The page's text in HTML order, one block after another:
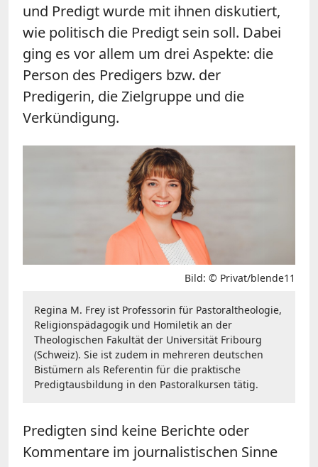
und Predigt wurde mit ihnen diskutiert,
wie politisch die Predigt sein soll. Dabei
ging es vor allem um drei Aspekte: die
Person des Predigers bzw. der
Predigerin, die Zielgruppe und die
Verkündigung.
Bild: © Privat/blende11
Regina M. Frey ist Professorin für Pastoraltheologie,
Religionspädagogik und Homiletik an der
Theologischen Fakultät der Universität Fribourg
(Schweiz). Sie ist zudem in mehreren deutschen
Bistümern als Referentin für die praktische
Predigtausbildung in den Pastoralkursen tätig.
Predigten sind keine Berichte oder
Kommentare im journalistischen Sinne